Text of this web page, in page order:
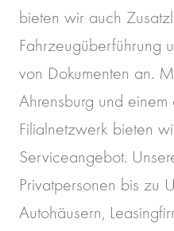
bieten wir auch
Fahrzeugüberführung
von Dokumenten an.
Ahrensburg und einem
Filialnetzwerk bieten
Serviceangebot.
Privatpersonen bis zu
Autohäusern,